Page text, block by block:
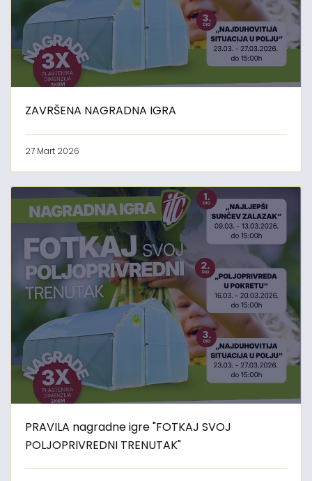
ZAVRŠENA NAGRADNA IGRA
27 Mart 2026
PRAVILA nagradne igre "FOTKAJ SVOJ
POLJOPRIVREDNI TRENUTAK"